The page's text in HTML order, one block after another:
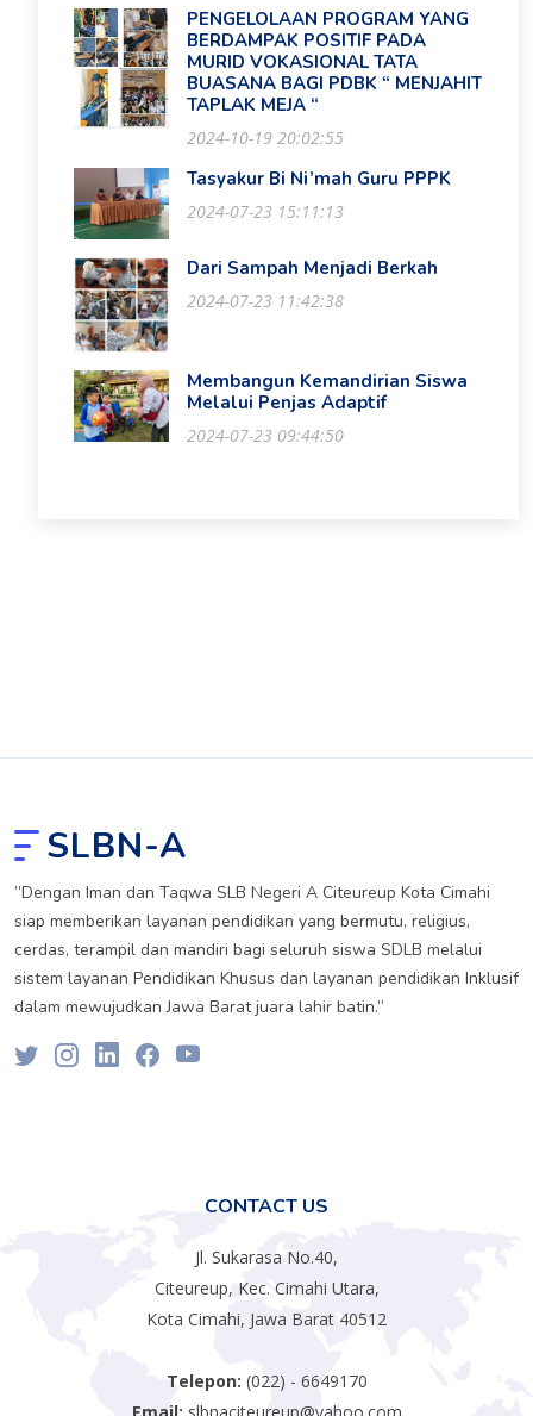
PENGELOLAAN PROGRAM YANG
BERDAMPAK POSITIF PADA
MURID VOKASIONAL TATA
BUASANA BAGI PDBK “ MENJAHIT
TAPLAK MEJA “
2024-10-19 20:02:55
Tasyakur Bi Ni’mah Guru PPPK
2024-07-23 15:11:13
Dari Sampah Menjadi Berkah
2024-07-23 11:42:38
Membangun Kemandirian Siswa
Melalui Penjas Adaptif
2024-07-23 09:44:50
SLBN-A
”Dengan Iman dan Taqwa SLB Negeri A Citeureup Kota Cimahi
siap memberikan layanan pendidikan yang bermutu, religius,
cerdas, terampil dan mandiri bagi seluruh siswa SDLB melalui
sistem layanan Pendidikan Khusus dan layanan pendidikan Inklusif
dalam mewujudkan Jawa Barat juara lahir batin.”
CONTACT US
Jl. Sukarasa No.40,
Citeureup, Kec. Cimahi Utara,
Kota Cimahi, Jawa Barat 40512
Telepon: (022) - 6649170
Email: slbnaciteureup@yahoo.com